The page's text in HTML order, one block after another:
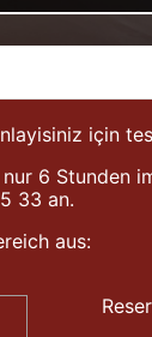
için
6 Stunden
33 an.
aus: